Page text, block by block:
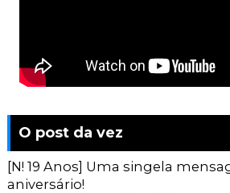
O post da vez
[N! 19 Anos] Uma singela
aniversário!